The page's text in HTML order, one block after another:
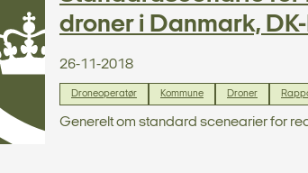
droner i Danmark, DK-
26-11-2018
Droneoperatør Kommune Droner
Generelt om standard scenearier for